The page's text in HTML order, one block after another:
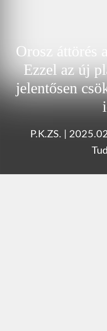
Orosz áttörés
Ezzel az új
jelentősen
P.K.ZS.